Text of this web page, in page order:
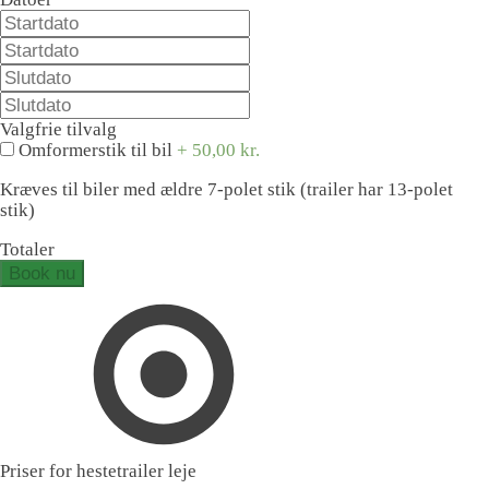
Valgfrie tilvalg
Omformerstik til bil + 50,00 kr.
Kræves til biler med ældre 7-polet stik (trailer har 13-polet
stik)
Totaler
Book nu
Priser for hestetrailer leje